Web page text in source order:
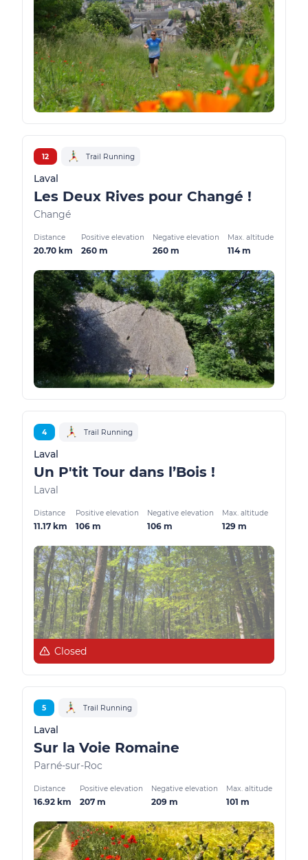
12 Trail Running
Laval
Les Deux Rives pour Changé !
Changé
Distance
20.70 km
Positive elevation
260 m
Negative elevation
260 m
Max. altitude
114 m
4 Trail Running
Laval
Un P'tit Tour dans l’Bois !
Laval
Distance
11.17 km
Positive elevation
106 m
Negative elevation
106 m
Max. altitude
129 m
Closed
5 Trail Running
Laval
Sur la Voie Romaine
Parné-sur-Roc
Distance
16.92 km
Positive elevation
207 m
Negative elevation
209 m
Max. altitude
101 m